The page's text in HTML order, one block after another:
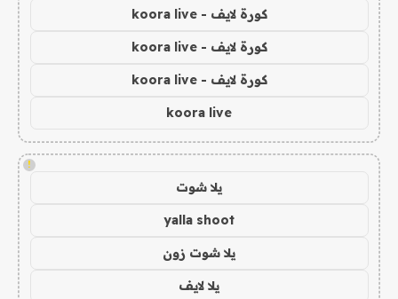
كورة لايف - koora live
كورة لايف - koora live
كورة لايف - koora live
koora live
!
يلا شوت
yalla shoot
يلا شوت زون
يلا لايف